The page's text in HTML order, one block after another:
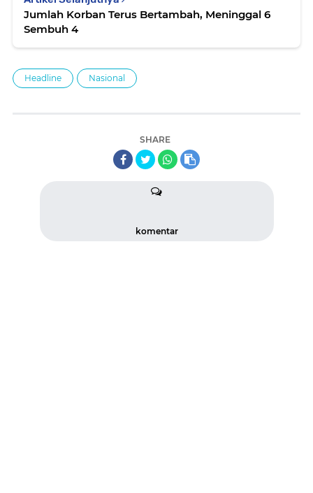
Jumlah Korban Terus Bertambah, Meninggal 6
Sembuh 4
Headline Nasional
SHARE
komentar